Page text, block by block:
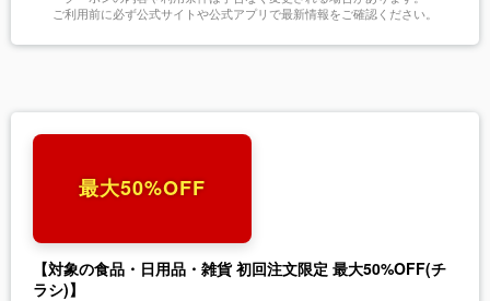
ご利用前に必ず公式サイトや公式アプリで最新情報をご確認ください。
最大50%OFF
【対象の食品・日用品・雑貨 初回注文限定 最大50%OFF(チ
ラシ)】